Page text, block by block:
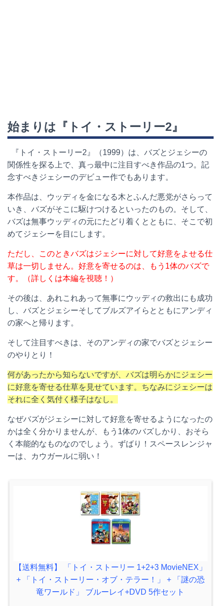
始まりは『トイ・ストーリー2』
『トイ・ストーリー2 』（1999）は、バズとジェシーの
関係性を探る上で、真っ最中に注目すべき作品の1つ。記
念すべきジェシーのデビュー作でもあります。
本作品は、ウッディを金になる木とふんだ悪党がさらって
いき、バズがそこに駆けつけるといったのもの。そして、
バズは無事ウッディの元にたどり着くとともに、そこで初
めてジェシーを目にします。
ただし、このときバズはジェシーに対して好意をよせる仕
草は一切しません。好意を寄せるのは、もう1体のバズで
す。（詳しくは本編を視聴！）
その後は、あれこれあって無事にウッディの救出にも成功
し、バズとジェシーそしてブルズアイらとともにアンディ
の家へと帰ります。
そして注目すべきは、そのアンディの家でバズとジェシー
のやりとり！
何があったから知らないですが、バズは明らかにジェシー
に好意を寄せる仕草を見せています。ちなみにジェシーは
それに全く気付く様子はなし。
なぜバズがジェシーに対して好意を寄せるようになったの
かは全く分かりませんが、もう 1体のバズしかり、おそら
く本能的なものなのでしょう。ずばり！スペースレンジャ
ーは、カウガールに弱い！
【送料無料】 「トイ・ストーリー 1+2+3 MovieNEX」
+ 「トイ・ストーリー・オブ・テラー！」 + 「謎の恐
竜ワールド」 ブルーレイ+DVD 5作セット